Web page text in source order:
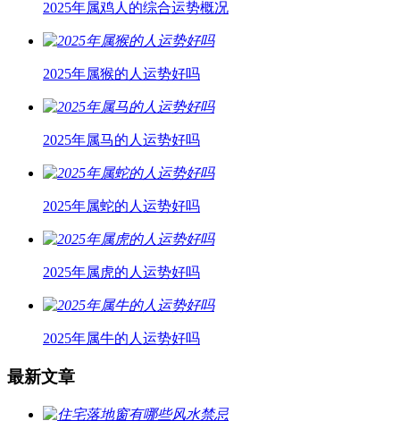
2025年属鸡人的综合运势概况
2025年属猴的人运势好吗
2025年属马的人运势好吗
2025年属蛇的人运势好吗
2025年属虎的人运势好吗
2025年属牛的人运势好吗
最新文章